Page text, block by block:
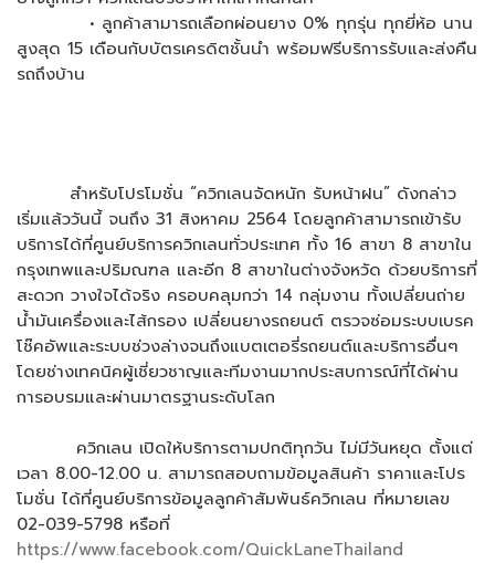
• ลูกค้าสามารถเลือกผ่อนยาง 0% ทุกรุ่น ทุกยี่ห้อ นาน
สูงสุด 15 เดือนกับบัตรเครดิตชั้นนำ พร้อมฟรีบริการรับและส่งคืน
รถถึงบ้าน
สำหรับโปรโมชั่น “ควิกเลนจัดหนัก รับหน้าฝน” ดังกล่าว
เริ่มแล้ววันนี้ จนถึง 31 สิงหาคม 2564 โดยลูกค้าสามารถเข้ารับ
บริการได้ที่ศูนย์บริการควิกเลนทั่วประเทศ ทั้ง 16 สาขา 8 สาขาใน
กรุงเทพและปริมณฑล และอีก 8 สาขาในต่างจังหวัด ด้วยบริการที่
สะดวก วางใจได้จริง ครอบคลุมกว่า 14 กลุ่มงาน ทั้งเปลี่ยนถ่าย
น้ำมันเครื่องและไส้กรอง เปลี่ยนยางรถยนต์ ตรวจซ่อมระบบเบรค
โช๊คอัพและระบบช่วงล่างจนถึงแบตเตอรี่รถยนต์และบริการอื่นๆ
โดยช่างเทคนิคผู้เชี่ยวชาญและทีมงานมากประสบการณ์ที่ได้ผ่าน
การอบรมและผ่านมาตรฐานระดับโลก
ควิกเลน เปิดให้บริการตามปกติทุกวัน ไม่มีวันหยุด ตั้งแต่
เวลา 8.00-12.00 น. สามารถสอบถามข้อมูลสินค้า ราคาและโปร
โมชั่น ได้ที่ศูนย์บริการข้อมูลลูกค้าสัมพันธ์ควิกเลน ที่หมายเลข
02-039-5798 หรือที่
https://www.facebook.com/QuickLaneThailand